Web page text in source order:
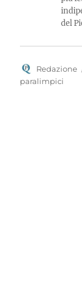
del
Autore
Redazione
paralimpici